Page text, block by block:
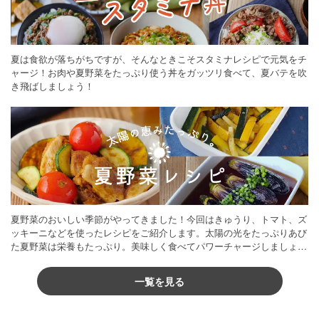
夏は食欲が落ちがちですが、そんなときこそスタミナレシピで元気をチ
ャージ！お肉や夏野菜をたっぷり使う丼をガッツリ食べて、夏バテを吹
き飛ばしましょう！
夏野菜のおいしい季節がやってきました！今回はきゅうり、トマト、ズ
ッキーニなどを使ったレシピをご紹介します。太陽の光をたっぷりあび
た夏野菜は栄養もたっぷり。美味しく食べてパワーチャージしましょう
一覧を見る